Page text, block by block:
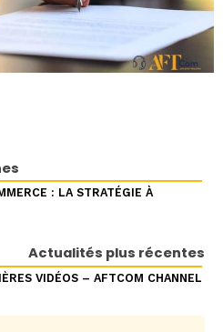
: LA STRATÉGIE À
Actualités plus récentes
VIDÉOS – AFTCOM CHANNEL